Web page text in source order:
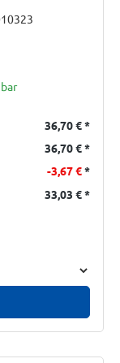
36,70 €*
36,70 €*
-3,67 €*
33,03 €*